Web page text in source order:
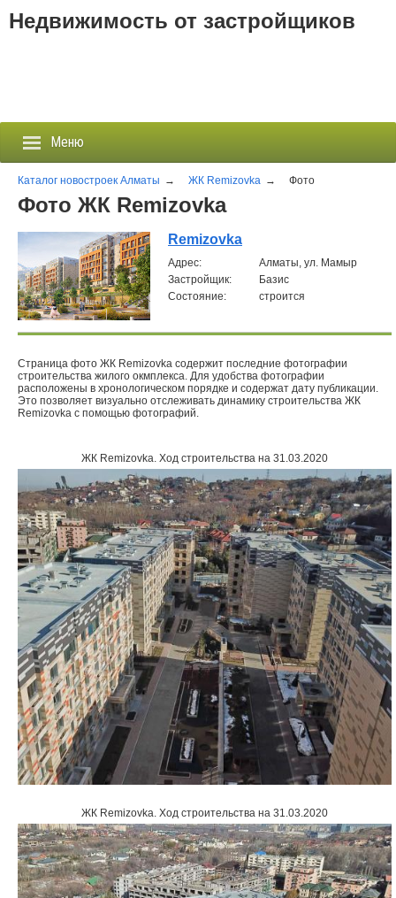
Недвижимость от застройщиков
Меню
Новостройки
Новости
Агентства
Кабинет
Каталог новостроек Алматы → ЖК Remizovka → Фото
Фото ЖК Remizovka
Remizovka
Aдрес:
Алматы, ул. Мамыр
Застройщик:
Базис
Состояние:
строится
Страница фото ЖК Remizovka содержит последние фотографии
строительства жилого окмплекса. Для удобства фотографии
расположены в хронологическом порядке и содержат дату публикации.
Это позволяет визуально отслеживать динамику строительства ЖК
Remizovka с помощью фотографий.
ЖК Remizovka. Ход строительства на 31.03.2020
ЖК Remizovka. Ход строительства на 31.03.2020